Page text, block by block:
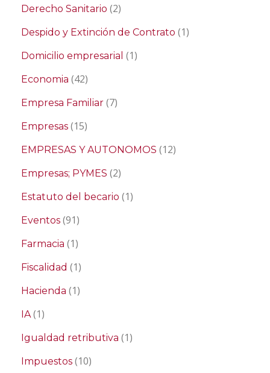
Derecho Sanitario (2)
Despido y Extinción de Contrato (1)
Domicilio empresarial (1)
Economia (42)
Empresa Familiar (7)
Empresas (15)
EMPRESAS Y AUTONOMOS (12)
Empresas; PYMES (2)
Estatuto del becario (1)
Eventos (91)
Farmacia (1)
Fiscalidad (1)
Hacienda (1)
IA(1)
Igualdad retributiva (1)
Impuestos (10)